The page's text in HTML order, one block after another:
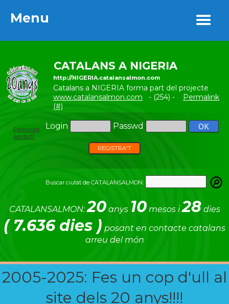
Menu
CATALANS A NIGERIA
http://NIGERIA.catalansalmon.com
Catalans a NIGERIA forma part del projecte
www.catalansalmon.com - (254) - Permalink
(#)
Login Passwd
Password
perdut?
REGISTRA'T
Buscar ciutat de CATALANSALMON:
CATALANSALMON:20anys 10mesos i28 dies
( 7.636 dies ) posant en contacte catalans
arreu del món
2005-2025: Fes un cop d'ull al
site dels 20 anys!!!!
Menu